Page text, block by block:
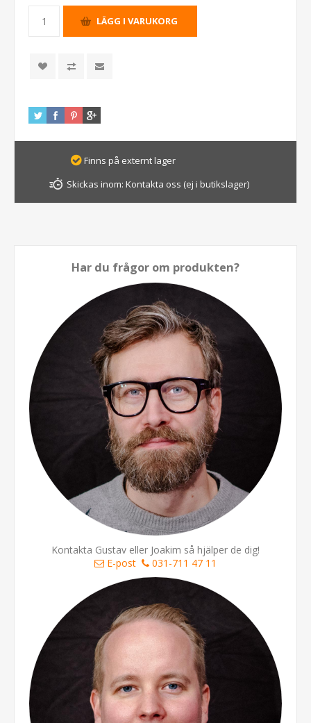
Finns på externt lager
Skickas inom: Kontakta oss (ej i butikslager)
Har du frågor om produkten?
Kontakta Gustav eller Joakim så hjälper de dig!
E-post
031-711 47 11